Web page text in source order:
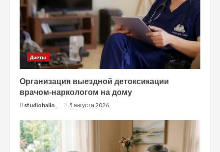
Диеты
Организация выездной детоксикации
врачом-наркологом на дому
studiohallo_ 5 августа 2026